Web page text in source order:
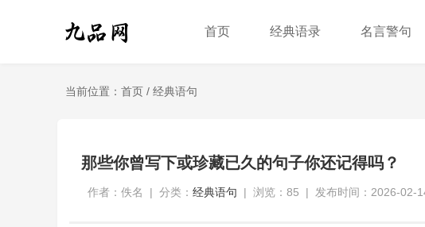
首页 经典语录 名言警句
当前位置： 首页 / 经典语句
那些你曾写下或珍藏已久的句子你还记得吗？
作者：佚名 | 分类： 经典语句 | 浏览：85 | 发布时间：2026-02-